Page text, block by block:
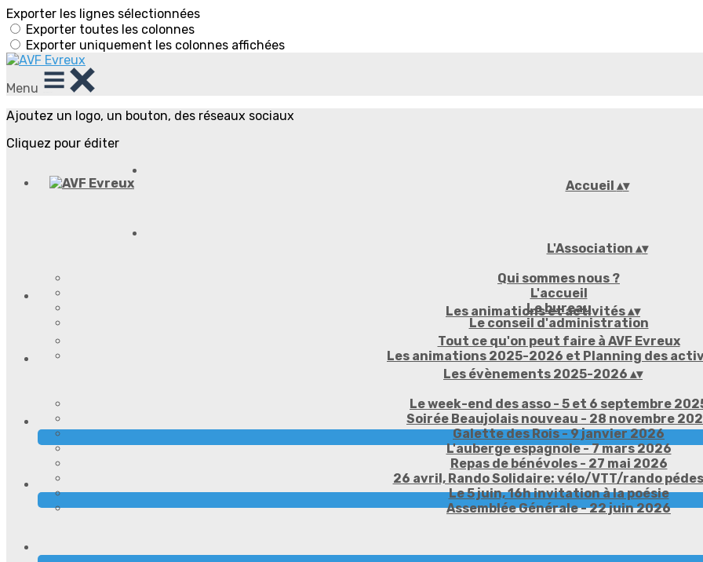
Exporter les lignes sélectionnées
Exporter toutes les colonnes
Exporter uniquement les colonnes affichées
Menu
Ajoutez un logo, un bouton, des réseaux sociaux
Cliquez pour éditer
Accueil ▴▾
L'Association ▴▾
Qui sommes nous ?
L'accueil
Le bureau
Le conseil d'administration
Les animations et activités▴▾
Tout ce qu'on peut faire à AVF Evreux
Les animations 2025-2026 et Planning des
Les évènements 2025-2026 ▴▾
Le week-end des asso - 5 et 6 septembre
Soirée Beaujolais nouveau - 28 novembre
Galette des Rois - 9 janvier 2026
L'auberge espagnole - 7 mars 2026
Repas de bénévoles - 27 mai 2026
26 avril, Rando Solidaire: vélo/VTT/rando
Le 5 juin, 16h invitation à la poésie
Assemblée Générale - 22 juin 2026